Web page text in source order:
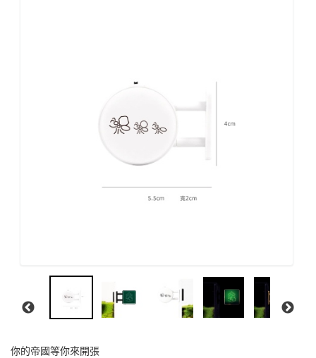
你的帝國等你來開張